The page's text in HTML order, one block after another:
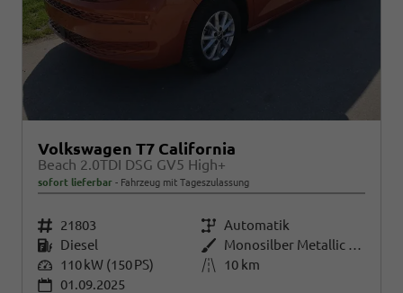
Volkswagen T7 California
Beach 2.0TDI DSG GV5 High+
sofort lieferbar Fahrzeug mit Tageszulassung
Fahrzeugnr. 21803 Getriebe Automatik
Kraftstoff Diesel Außenfarbe
Monosilber Metallic / Energeticorange Metallic Dach Schwarz
Leistung 110 kW (150 PS) Kilometerstand
10 km
01.09.2025